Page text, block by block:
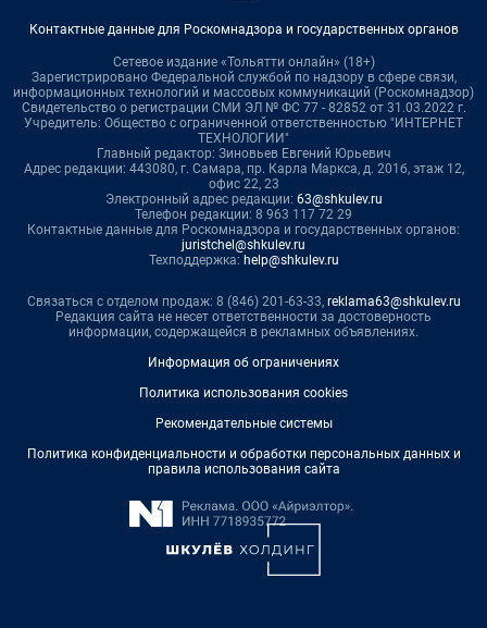
Контактные данные для Роскомнадзора и государственных органов
Сетевое издание «Тольятти онлайн» (18+)
Зарегистрировано Федеральной службой по надзору в сфере связи,
информационных технологий и массовых коммуникаций (Роскомнадзор)
Свидетельство о регистрации СМИ ЭЛ № ФС 77 - 82852 от 31.03.2022 г.
Учредитель: Общество с ограниченной ответственностью "ИНТЕРНЕТ
ТЕХНОЛОГИИ"
Главный редактор: Зиновьев Евгений Юрьевич
Адрес редакции: 443080, г. Самара, пр. Карла Маркса, д. 201б, этаж 12,
офис 22, 23
Электронный адрес редакции: 63@shkulev.ru
Телефон редакции: 8 963 117 72 29
Контактные данные для Роскомнадзора и государственных органов:
juristchel@shkulev.ru
Техподдержка: help@shkulev.ru
Связаться с отделом продаж: 8 (846) 201-63-33, reklama63@shkulev.ru
Редакция сайта не несет ответственности за достоверность
информации, содержащейся в рекламных объявлениях.
Информация об ограничениях
Политика использования cookies
Рекомендательные системы
Политика конфиденциальности и обработки персональных данных и
правила использования сайта